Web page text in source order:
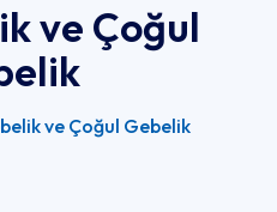
ve Çoğul
ve Çoğul Gebelik